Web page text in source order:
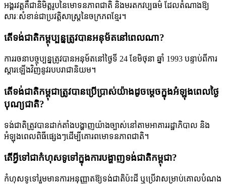
អង្គរវត្ត​គឺ​ជា​និមិត្តរូប​នៃ​មោទនភាព​ជាតិ និង​មរតក​វប្បធម៌ ដែល​តំណាង​ឱ្យ​
សារៈសំខាន់​ជា​ប្រវត្តិសាស្ត្រ​នៃ​ចក្រភព​ខ្មែរ។
តើទង់ជាតិកម្ពុប្បន្នត្រូវបានអនុម័តនៅពេលណា?
ការរចនាបច្ចុប្បន្នត្រូវបានអនុម័តនៅថ្ងៃទី 24 ខែមិថុនា ឆ្នាំ 1993 បន្ទាប់ពីការ
ស្ដារឡើងវិញនូវរបបរាជានិយម។
តើទង់ជាតិកម្ពុជាត្រូវបានប្រើប្រាស់យ៉ាងដូចម្តេចក្នុងអំឡុងពេលថ្ងៃ
បុណ្យជាតិ?
ទង់ជាតិ​ត្រូវ​បាន​ដាក់​តាំង​បង្ហាញ​យ៉ាង​ច្បាស់​នៅ​តាម​អាគារ​រដ្ឋាភិបាល និង​
អំឡុង​ពេល​ពិធី​ផ្សេងៗ​ដើម្បី​គោរព​មោទនភាព​ជាតិ។
តើអ្វីទៅជាកំហុសទូទៅក្នុងការបង្ហាញទង់ជាតិកម្ពុជា?
កំហុស​ទូទៅ​រួម​មាន​ការ​អនុញ្ញាត​ឱ្យ​ទង់ជាតិ​ប៉ះ​ដី ឬ​ប្រើ​វា​សម្រាប់​គោលបំណង​